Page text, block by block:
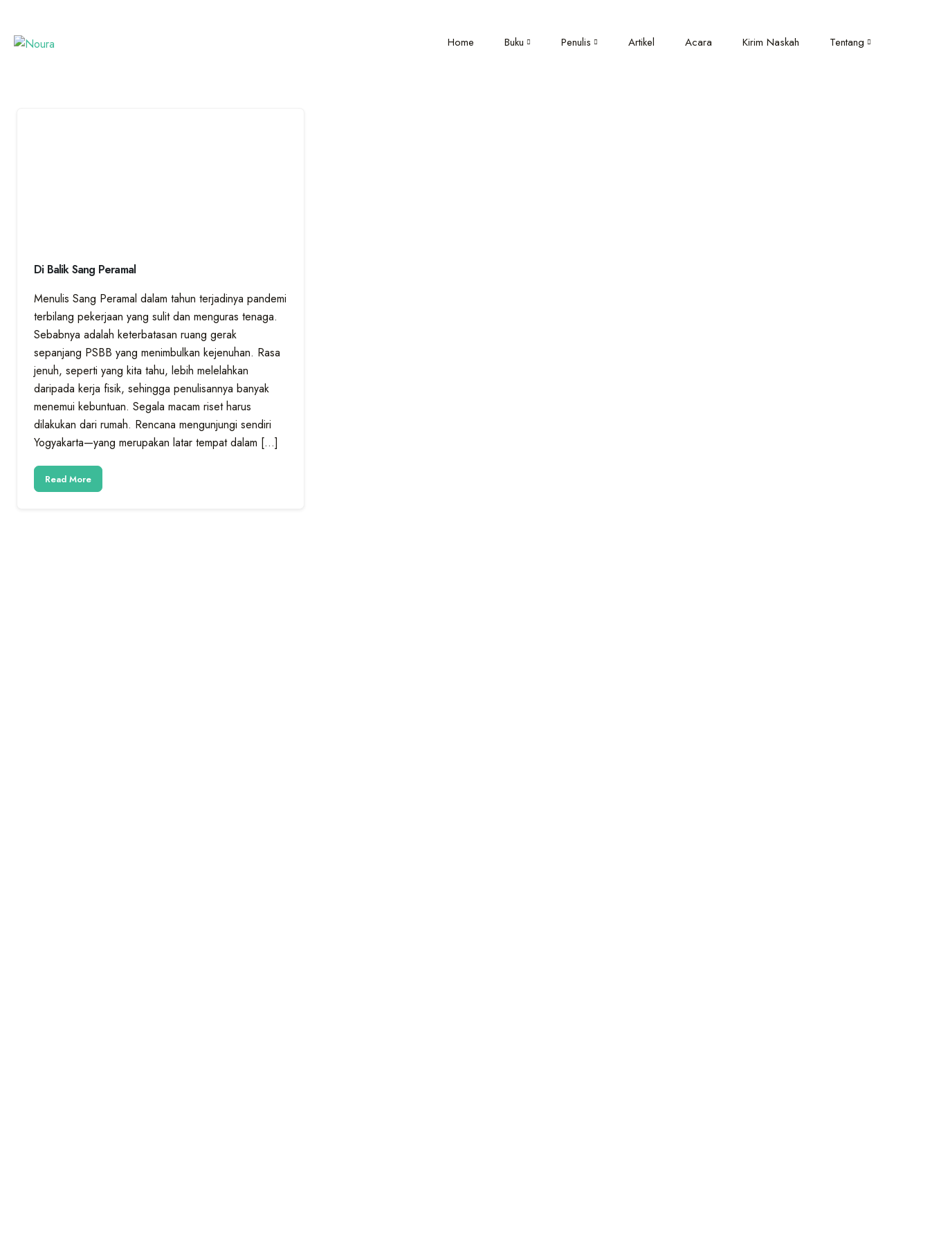
Home Buku Penulis Artikel Acara Kirim Naskah Tentang
Di Balik Sang Peramal
Menulis Sang Peramal dalam tahun terjadinya pandemi
terbilang pekerjaan yang sulit dan menguras tenaga.
Sebabnya adalah keterbatasan ruang gerak
sepanjang PSBB yang menimbulkan kejenuhan. Rasa
jenuh, seperti yang kita tahu, lebih melelahkan
daripada kerja fisik, sehingga penulisannya banyak
menemui kebuntuan. Segala macam riset harus
dilakukan dari rumah. Rencana mengunjungi sendiri
Yogyakarta—yang merupakan latar tempat dalam […]
Read More